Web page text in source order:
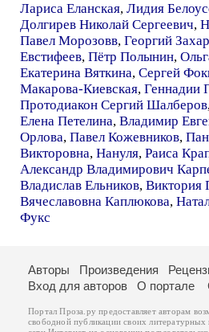
Лариса Еланская, Лидия
Долгирев Николай Сергеевич,
Павел Морозовв, Георгий
Евстифеев, Пётр Полынин,
Екатерина Вяткина, Сергей
Макарова-Киевская, Геннадии
Протодиакон Сергий Шалберов
Елена Петелина, Владимир
Орлова, Павел Кожевников,
Викторовна, Нануля, Раиса
Александр Владимирович
Владислав Ельников, Виктория
Вячеславовна Каплюкова,
Фукс
Авторы Произведения
Вход для авторов
О портале
Портал Проза.ру предоставляет авторам
свободной публикации своих литературных